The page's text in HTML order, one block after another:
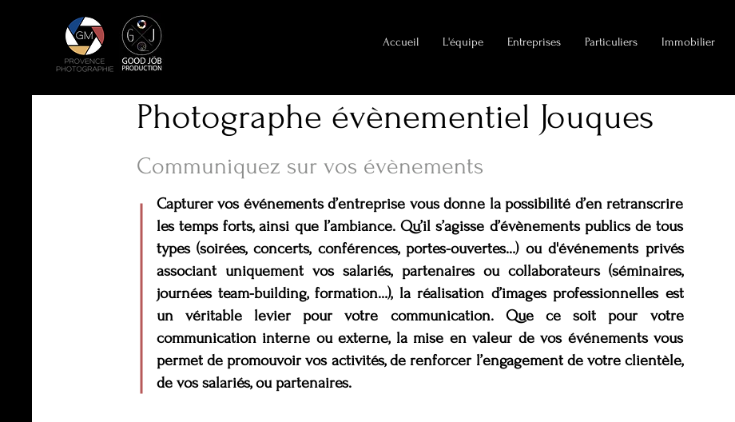
Accueil L'équipe Entreprises Particuliers Immobilier
Photographe évènementiel Jouques
Communiquez sur vos évènements
Capturer vos événements d’entreprise vous donne la possibilité d’en retranscrire
les temps forts, ainsi que l’ambiance. Qu’il s’agisse d’évènements publics de tous
types (soirées, concerts, conférences, portes-ouvertes…) ou d'événements privés
associant uniquement vos salariés, partenaires ou collaborateurs (séminaires,
journées team-building, formation…), la réalisation d’images professionnelles est
un véritable levier pour votre communication. Que ce soit pour votre
communication interne ou externe, la mise en valeur de vos événements vous
permet de promouvoir vos activités, de renforcer l’engagement de votre clientèle,
de vos salariés, ou partenaires.